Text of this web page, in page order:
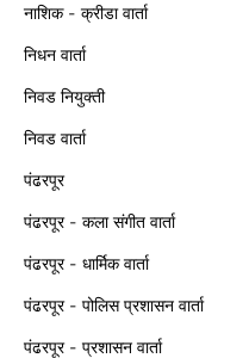
नाशिक - क्रीडा वार्ता
निधन वार्ता
निवड नियुक्ती
निवड वार्ता
पंढरपूर
पंढरपूर - कला संगीत वार्ता
पंढरपूर - धार्मिक वार्ता
पंढरपूर - पोलिस प्रशासन वार्ता
पंढरपूर - प्रशासन वार्ता